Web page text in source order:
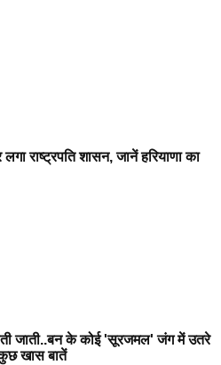
राष्ट्रपति शासन, जानें हरियाणा का
जाती..बन के कोई 'सूरजमल' जंग में उतरे
कुछ खास बातें